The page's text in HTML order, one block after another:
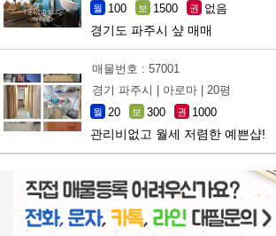
월 100 보 1500 권 없음
경기도 파주시 샾 매매
매물번호 : 57001
경기 파주시 |
아로마 | 20평
월 20 보 300 권 1000
관리비없고 월세 저렴한 예쁜샵!